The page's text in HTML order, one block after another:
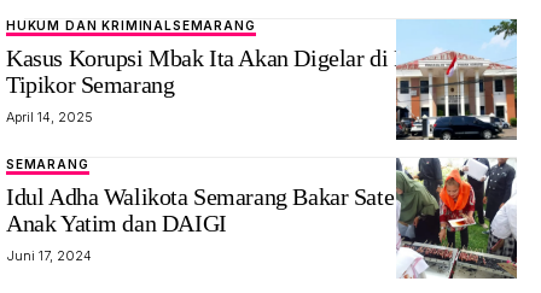
HUKUM DAN KRIMINALSEMARANG
Kasus Korupsi Mbak Ita Akan Digelar di Pengadilan
Tipikor Semarang
April 14, 2025
Walikota
Semarang
Mbak Ita bakar
sate di Hari
SEMARANG
Idul Adha Walikota Semarang Bakar Sate Bersama
Anak Yatim dan DAIGI
Juni 17, 2024